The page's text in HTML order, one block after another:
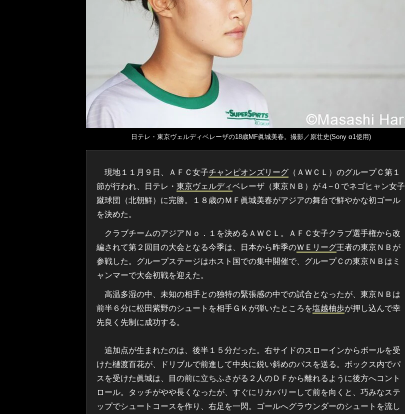
日テレ・東京ヴェルディベレーザの18歳MF眞城美春。撮影／原壮史(Sony α1使用)
現地１１月９日、ＡＦＣ女子チャンピオンズリーグ （ＡＷＣＬ）のグループＣ第１
節が行われ、日テレ・ 東京ヴェルディベレーザ（東京ＮＢ）が４−０でネゴヒャン女子
蹴球団（北朝鮮）に完勝。１８歳のＭＦ眞城美春がアジアの舞台で鮮やかな初ゴール
を決めた。
クラブチームのアジアＮｏ．１を決めるＡＷＣＬ。ＡＦＣ女子クラブ選手権から改
編されて第２回目の大会となる今季は、日本から昨季のＷＥリーグ王者の東京ＮＢが
参戦した。グループステージはホスト国での集中開催で、グループＣの東京ＮＢはミ
ャンマーで大会初戦を迎えた。
高温多湿の中、未知の相手との独特の緊張感の中での試合となったが、東京ＮＢは
前半６分に松田紫野のシュートを相手ＧＫが弾いたところを塩越柚歩が押し込んで幸
先良く先制に成功する。
追加点が生まれたのは、後半１５分だった。右サイドのスローインからボールを受
けた樋渡百花が、ドリブルで前進して中央に鋭い斜めのパスを送る。ボックス内でパ
スを受けた眞城は、目の前に立ちふさがる２人のＤＦから離れるように後方へコント
ロール。タッチがやや長くなったが、すぐにリカバリーして前を向くと、巧みなステ
ップでシュートコースを作り、右足を一閃。ゴールへグラウンダーのシュートを流し